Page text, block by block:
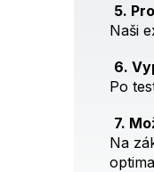
5.
Naši
6.
Po
7.
Na